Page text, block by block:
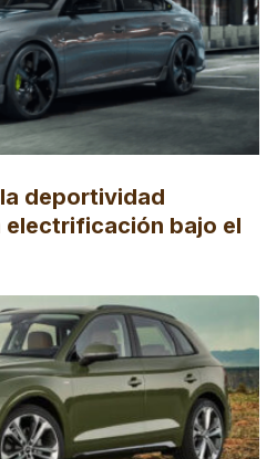
deportividad
bajo el